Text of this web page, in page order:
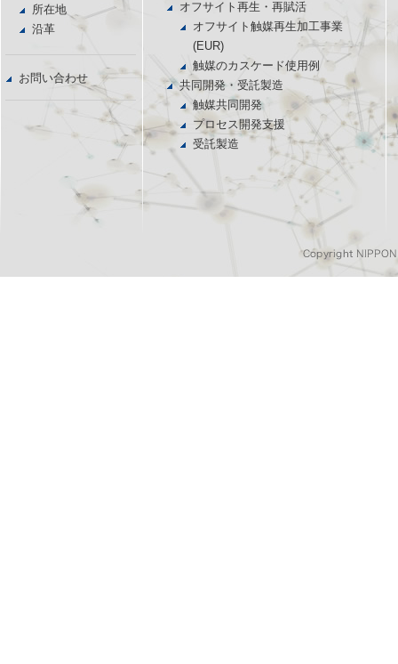
所在地
沿革
お問い合わせ
オフサイト再生・再賦活
オフサイト触媒再生加工事業
(EUR)
触媒のカスケード使用例
共同開発・受託製造
触媒共同開発
プロセス開発支援
受託製造